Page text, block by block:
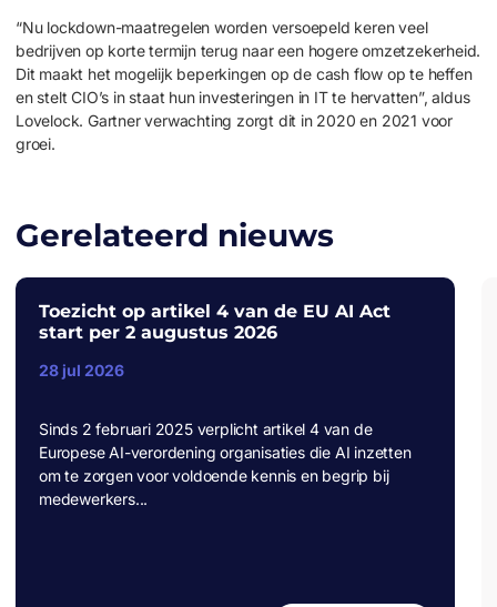
“Nu lockdown-maatregelen worden versoepeld keren veel
bedrijven op korte termijn terug naar een hogere omzetzekerheid.
Dit maakt het mogelijk beperkingen op de cash flow op te heffen
en stelt CIO’s in staat hun investeringen in IT te hervatten”, aldus
Lovelock. Gartner verwachting zorgt dit in 2020 en 2021 voor
groei.
Gerelateerd nieuws
Toezicht op artikel 4 van de EU AI Act
start per 2 augustus 2026
28 jul 2026
Sinds 2 februari 2025 verplicht artikel 4 van de
Europese AI-verordening organisaties die AI inzetten
om te zorgen voor voldoende kennis en begrip bij
medewerkers...